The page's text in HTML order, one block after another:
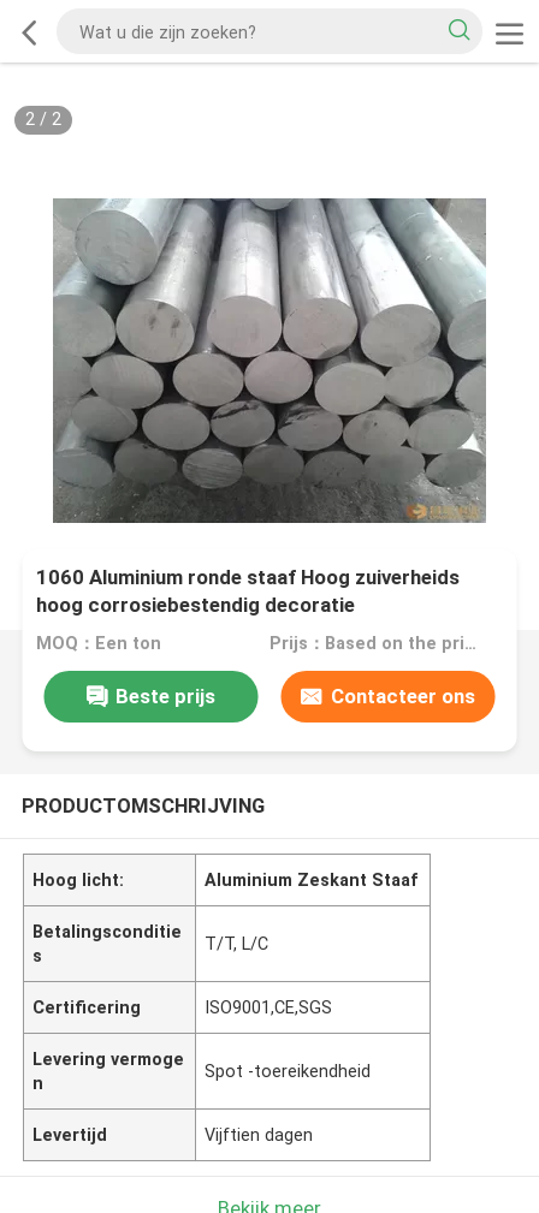
2/ 2
1060 Aluminium ronde staaf Hoog zuiverheids
hoog corrosiebestendig decoratie
MOQ：Een ton Prijs：Based on the price of the day
Beste prijs Contacteer ons
PRODUCTOMSCHRIJVING
Hoog licht: Aluminium Zeskant Staaf
Betalingsconditie
s
T/T, L/C
Certificering ISO9001,CE,SGS
Levering vermoge
n
Spot -toereikendheid
Levertijd Vijftien dagen
Bekijk meer